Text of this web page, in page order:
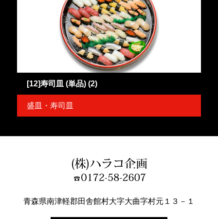
[12]寿司皿 (単品) (2)
盛皿・寿司皿
青森県南津軽郡田舎館村大字大曲字村元１３－１